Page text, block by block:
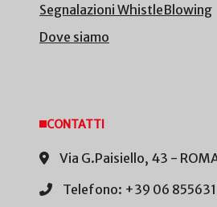
Segnalazioni WhistleBlowing
Dove siamo
CONTATTI
Via G.Paisiello, 43 -
Telefono: +39 06 855631